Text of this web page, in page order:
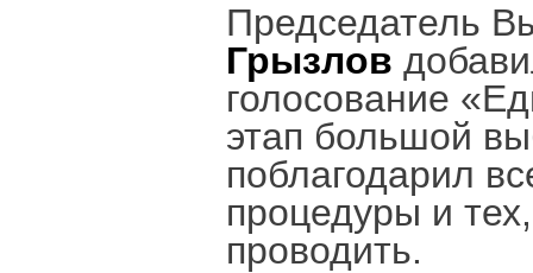
Председатель
Грызлов
голосование
этап большой
поблагодарил
процедуры и
проводить.